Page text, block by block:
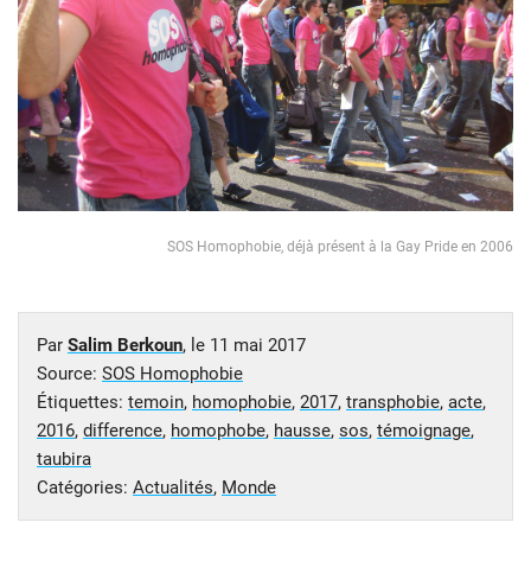
SOS Homophobie, déjà présent à la Gay Pride en 2006
Par Salim Berkoun, le 11 mai 2017
Source: SOS Homophobie
Étiquettes: temoin, homophobie, 2017, transphobie, acte,
2016, difference, homophobe, hausse, sos, témoignage,
taubira
Catégories: Actualités, Monde